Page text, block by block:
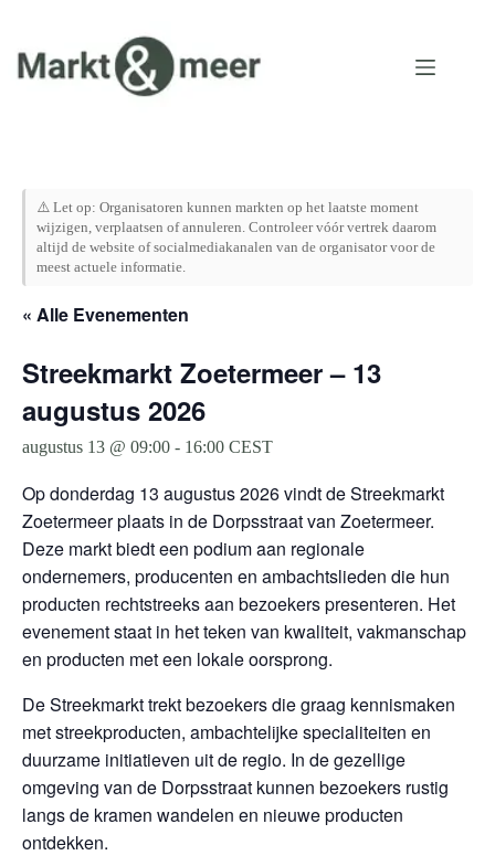
inhoud
⚠️ Let op: Organisatoren kunnen markten op het laatste moment
wijzigen, verplaatsen of annuleren. Controleer vóór vertrek daarom
altijd de website of socialmediakanalen van de organisator voor de
meest actuele informatie.
« Alle Evenementen
Streekmarkt Zoetermeer – 13
augustus 2026
augustus 13 @ 09:00 - 16:00 CEST
Op donderdag 13 augustus 2026 vindt de Streekmarkt
Zoetermeer plaats in de Dorpsstraat van Zoetermeer.
Deze markt biedt een podium aan regionale
ondernemers, producenten en ambachtslieden die hun
producten rechtstreeks aan bezoekers presenteren. Het
evenement staat in het teken van kwaliteit, vakmanschap
en producten met een lokale oorsprong.
De Streekmarkt trekt bezoekers die graag kennismaken
met streekproducten, ambachtelijke specialiteiten en
duurzame initiatieven uit de regio. In de gezellige
omgeving van de Dorpsstraat kunnen bezoekers rustig
langs de kramen wandelen en nieuwe producten
ontdekken.